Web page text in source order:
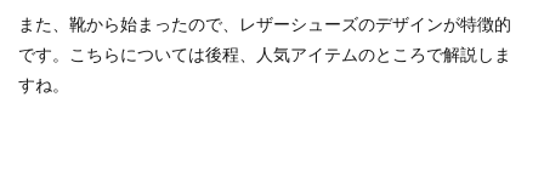
また、靴から始まったので、レザーシューズのデザインが特徴的
です。こちらについては後程、人気アイテムのところで解説しま
すね。